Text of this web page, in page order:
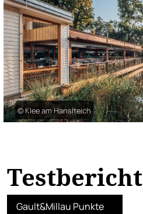
© Klee am Hanslteich
Testbericht
Gault&Millau Punkte